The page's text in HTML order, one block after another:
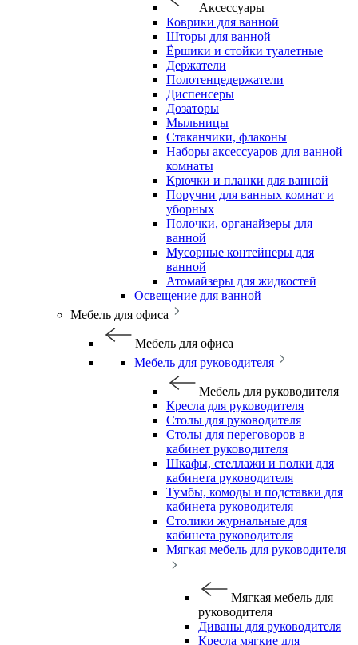
Аксессуары
Коврики для ванной
Шторы для ванной
Ёршики и стойки туалетные
Держатели
Полотенцедержатели
Диспенсеры
Дозаторы
Мыльницы
Стаканчики, флаконы
Наборы аксессуаров для ванной
комнаты
Крючки и планки для ванной
Поручни для ванных комнат и
уборных
Полочки, органайзеры для
ванной
Мусорные контейнеры для
ванной
Атомайзеры для жидкостей
Освещение для ванной
Мебель для офиса
Мебель для офиса
Мебель для руководителя
Мебель для руководителя
Кресла для руководителя
Столы для руководителя
Столы для переговоров в
кабинет руководителя
Шкафы, стеллажи и полки для
кабинета руководителя
Тумбы, комоды и подставки для
кабинета руководителя
Столики журнальные для
кабинета руководителя
Мягкая мебель для руководителя
Мягкая мебель для
руководителя
Диваны для руководителя
Кресла мягкие для